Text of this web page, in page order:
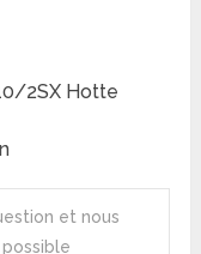
2SX Hotte